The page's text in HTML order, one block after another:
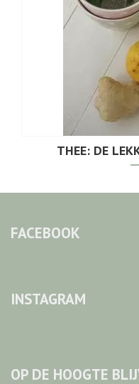
THEE: DE
FACEBOOK
INSTAGRAM
OP DE HOOGTE